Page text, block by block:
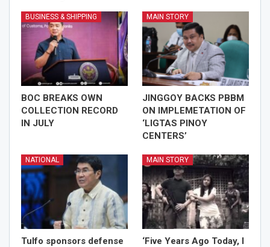
BUSINESS & SHIPPING
BOC BREAKS OWN
COLLECTION RECORD
IN JULY
MAIN STORY
JINGGOY BACKS PBBM
ON IMPLEMETATION OF
‘LIGTAS PINOY
CENTERS’
NATIONAL
Tulfo sponsors defense
MAIN STORY
‘Five Years Ago Today, I